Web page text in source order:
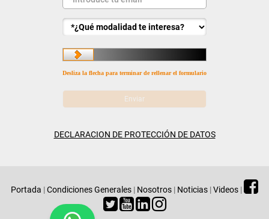
Desliza la flecha para terminar de rellenar el formulario
DECLARACION DE PROTECCIÓN DE DATOS
Portada |Condiciones Generales | Nosotros | Noticias |Videos |